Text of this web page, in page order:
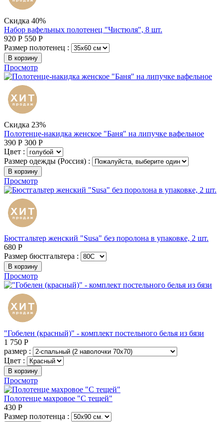
Скидка 40%
Набор вафельных полотенец "Чистюля", 8 шт.
920 Р 550 Р
Размер полотенец :
В корзину
Просмотр
Скидка 23%
Полотенце-накидка женское "Баня" на липучке вафельное
390 Р 300 Р
Цвет :
Размер одежды (Россия) :
В корзину
Просмотр
Бюстгальтер женский "Susa" без поролона в упаковке, 2 шт.
680 Р
Размер бюстгальтера :
В корзину
Просмотр
"Гобелен (красный)" - комплект постельного белья из бязи
1 750 Р
размер :
Цвет :
В корзину
Просмотр
Полотенце махровое "С тещей"
430 Р
Размер полотенца :